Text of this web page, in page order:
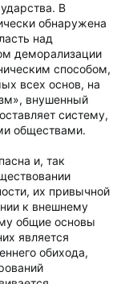
В
обнаружена
над
деморализации
способом,
всех основ, на
внушенный
систему,
обществами.
и, так
их привычной
к внешнему
общие основы
является
обихода,